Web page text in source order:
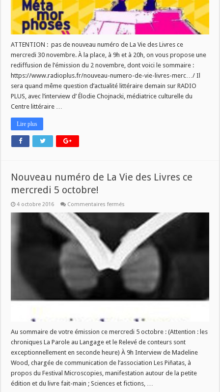
ATTENTION : pas de nouveau numéro de La Vie des Livres ce
mercredi 30 novembre. À la place, à 9h et à 20h, on vous propose une
rediffusion de l’émission du 2 novembre, dont voici le sommaire :
https://www.radioplus.fr/nouveau-numero-de-vie-livres-merc…/ Il
sera quand même question d’actualité littéraire demain sur RADIO
PLUS, avec l’interview d’ Élodie Chojnacki, médiatrice culturelle du
Centre littéraire …
Lire plus
Nouveau numéro de La Vie des Livres ce
mercredi 5 octobre!
4 octobre 2016 Commentaires fermés
La
Vie
Livres
ce
mercredi
Au sommaire de votre émission ce mercredi 5 octobre : (Attention : les
chroniques La Parole au Langage et le Relevé de conteurs sont
exceptionnellement en seconde heure) À 9h Interview de Madeline
Wood, chargée de communication de l’association Les Piñatas, à
propos du Festival Microscopies, manifestation autour de la petite
édition et du livre fait-main ; Sciences et fictions, …